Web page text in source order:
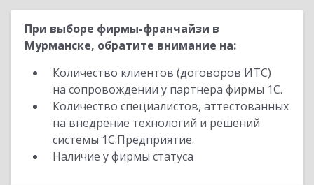
При выборе фирмы-франчайзи в
Мурманске, обратите внимание на:
Количество клиентов (договоров ИТС)
на сопровождении у партнера фирмы 1С.
Количество специалистов, аттестованных
на внедрение технологий и решений
системы 1С:Предприятие.
Наличие у фирмы статуса